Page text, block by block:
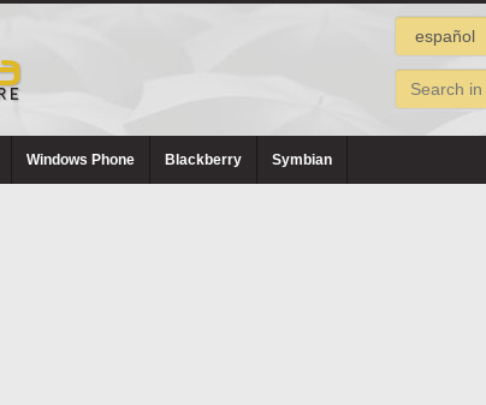
Windows Phone Blackberry Symbian